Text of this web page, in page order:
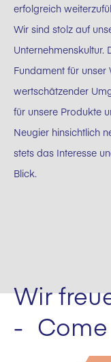
erfolgreich
Wir sind stolz auf
Unternehmenskultur.
Fundament für
wertschätzender
für unsere Produkte
Neugier hinsichtlich
stets das Interesse
Blick.
Wir
- Come